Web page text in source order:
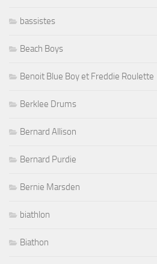
bassistes
Beach Boys
Benoit Blue Boy et Freddie Roulette
Berklee Drums
Bernard Allison
Bernard Purdie
Bernie Marsden
biathlon
Biathon